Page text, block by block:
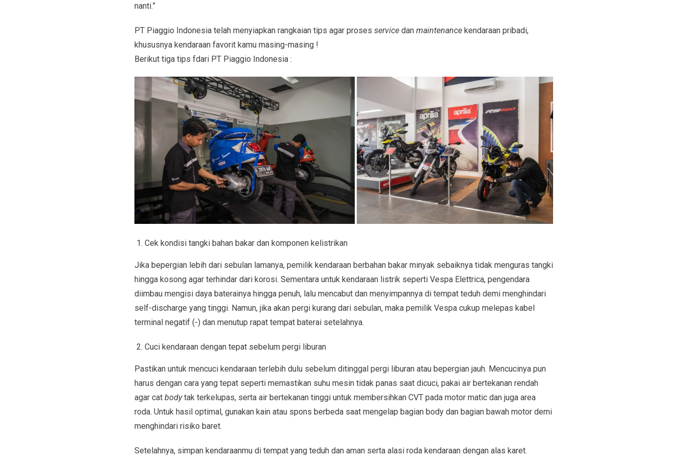
nanti.”
PT Piaggio Indonesia telah menyiapkan rangkaian tips agar proses servicedan maintenance kendaraan pribadi,
khususnya kendaraan favorit kamu masing-masing !
Berikut tiga tips fdari PT Piaggio Indonesia :
Cek kondisi tangki bahan bakar dan komponen kelistrikan
Jika bepergian lebih dari sebulan lamanya, pemilik kendaraan berbahan bakar minyak sebaiknya tidak menguras tangki
hingga kosong agar terhindar dari korosi. Sementara untuk kendaraan listrik seperti Vespa Elettrica, pengendara
diimbau mengisi daya baterainya hingga penuh, lalu mencabut dan menyimpannya di tempat teduh demi menghindari
self-discharge yang tinggi. Namun, jika akan pergi kurang dari sebulan, maka pemilik Vespa cukup melepas kabel
terminal negatif (-) dan menutup rapat tempat baterai setelahnya.
Cuci kendaraan dengan tepat sebelum pergi liburan
Pastikan untuk mencuci kendaraan terlebih dulu sebelum ditinggal pergi liburan atau bepergian jauh. Mencucinya pun
harus dengan cara yang tepat seperti memastikan suhu mesin tidak panas saat dicuci, pakai air bertekanan rendah
agar cat bodytak terkelupas, serta air bertekanan tinggi untuk membersihkan CVT pada motor matic dan juga area
roda. Untuk hasil optimal, gunakan kain atau spons berbeda saat mengelap bagian body dan bagian bawah motor demi
menghindari risiko baret.
Setelahnya, simpan kendaraanmu di tempat yang teduh dan aman serta alasi roda kendaraan dengan alas karet.